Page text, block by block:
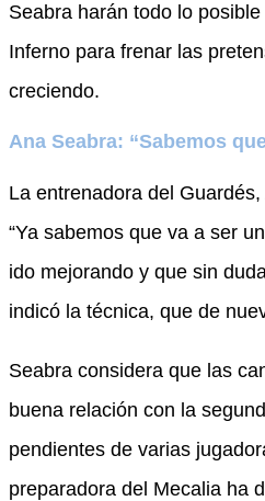
Seabra harán todo lo
Inferno para frenar las
creciendo.
Ana Seabra: “Sabemos
La entrenadora del
“Ya sabemos que va a ser
ido mejorando y que sin
indicó la técnica, que de
Seabra considera que las
buena relación con la
pendientes de varias
preparadora del Mecalia ha